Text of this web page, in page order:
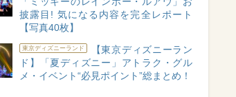
披露目! 気になる内容を完全レポート
【写真40枚】
東京ディズニーランド
【東京ディズニーラン
ド】「夏ディズニー」アトラク・グル
メ・イベント“必見ポイント”総まとめ！